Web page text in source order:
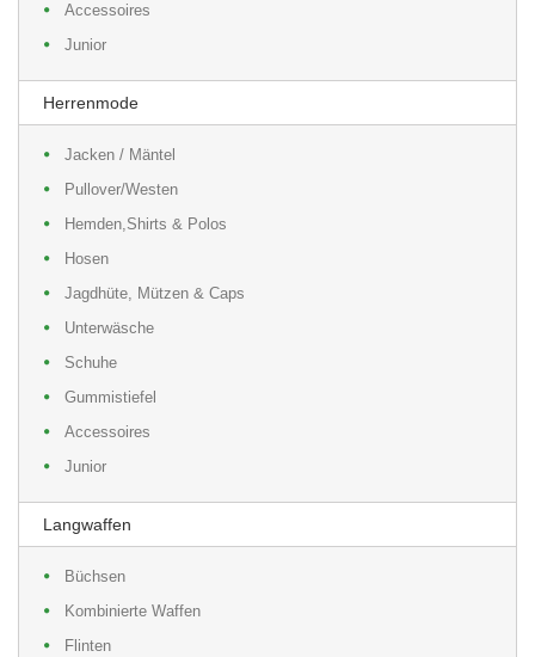
Accessoires
Junior
Herrenmode
Jacken / Mäntel
Pullover/Westen
Hemden,Shirts & Polos
Hosen
Jagdhüte, Mützen & Caps
Unterwäsche
Schuhe
Gummistiefel
Accessoires
Junior
Langwaffen
Büchsen
Kombinierte Waffen
Flinten